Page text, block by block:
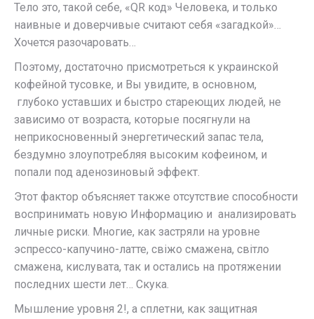
Тело это, такой себе, «QR код» Человека, и только
наивные и доверчивые считают себя «загадкой»…
Хочется разочаровать…
Поэтому, достаточно присмотреться к украинской
кофейной тусовке, и Вы увидите, в основном,
глубоко уставших и быстро стареющих людей, не
зависимо от возраста, которые посягнули на
неприкосновенный энергетический запас тела,
бездумно злоупотребляя высоким кофеином, и
попали под аденозиновый эффект.
Этот фактор объясняет также отсутствие способности
воспринимать новую Информацию и анализировать
личные риски. Многие, как застряли на уровне
эспрессо-капучино-латте, свіжо смажена, світло
смажена, кислувата, так и остались на протяжении
последних шести лет… Скука.
Мышление уровня 2!, а сплетни, как защитная